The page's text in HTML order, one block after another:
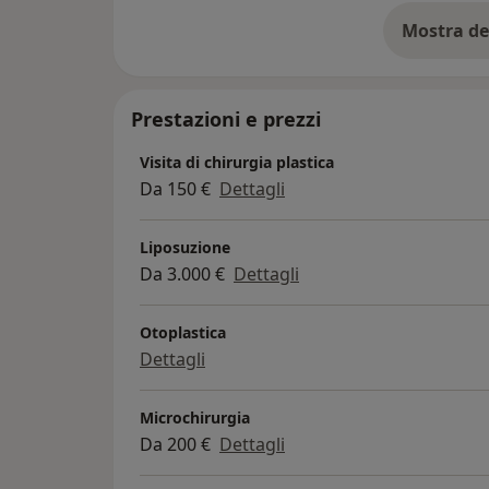
Mostra
Prestazioni e prezzi
Visita di chirurgia plastica
Da 150 € Dettagli
Liposuzione
Da 3.000 € Dettagli
Otoplastica
Dettagli
Microchirurgia
Da 200 € Dettagli